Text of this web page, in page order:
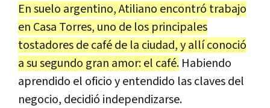
En suelo argentino, Atiliano encontró trabajo
en Casa Torres, uno de los principales
tostadores de café de la ciudad, y allí conoció
a su segundo gran amor: el café. Habiendo
aprendido el oficio y entendido las claves del
negocio, decidió independizarse.